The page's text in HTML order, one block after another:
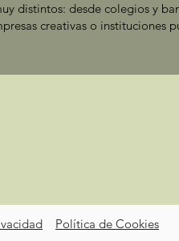
distintos: desde colegios y
creativas o instituciones
Política de Cookies